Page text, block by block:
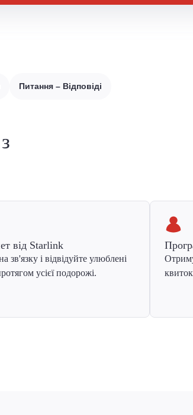
Питання – Відповіді
від Starlink
зв'язку і відвідуйте улюблені
усієї подорожі.